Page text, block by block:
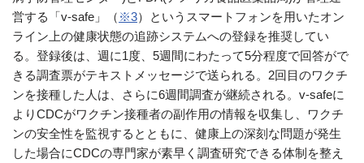
営する「v-safe」（ ※3）というスマートフォンを用いたオン
ライン上の健康状態の追跡システムへの登録を推奨してい
る。登録後は、週に1度、5週間にわたって5分程度で回答がで
きる調査票がテキストメッセージで送られる。2回目のワクチ
ンを接種した人は、さらに6週間調査が継続される。v-safeに
よりCDCがワクチン接種者の副作用の情報を収集し、ワクチ
ンの安全性を監視するとともに、健康上の深刻な問題が発生
した場合にCDCの専門家が素早く調査研究できる体制を整え